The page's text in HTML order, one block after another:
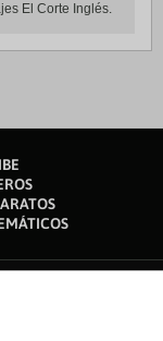
El Corte Inglés.